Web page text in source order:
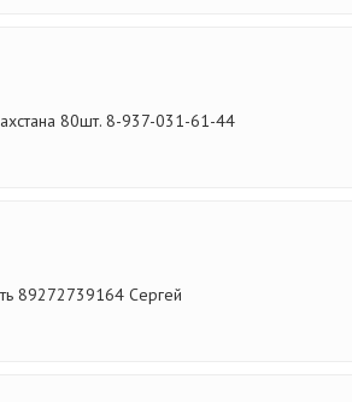
80шт. 8-937-031-61-44
89272739164 Сергей